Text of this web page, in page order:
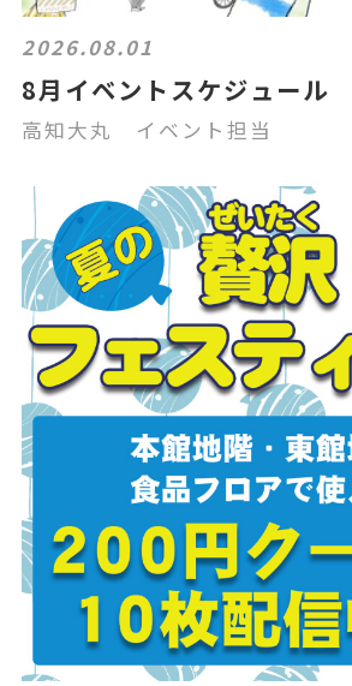
2026.08.01
8月イベントスケジュール
高知大丸 イベント担当